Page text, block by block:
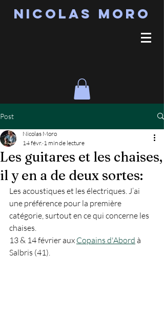
Nicolas MORO
Post
Les guitares et les chaises,
il y en a de deux sortes:
Nicolas Moro
14 févr. 1 min de lecture
Les acoustiques et les électriques. J’ai
une préférence pour la première
catégorie, surtout en ce qui concerne les
chaises.
13 & 14 février aux Copains d'Abord à
Salbris (41).